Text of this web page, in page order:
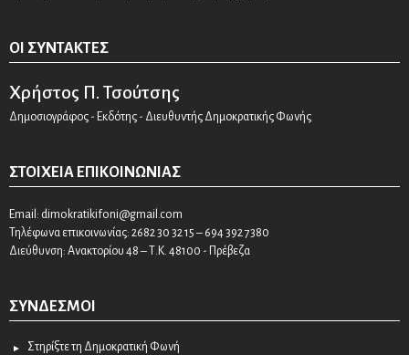
ΟΙ ΣΥΝΤΆΚΤΕΣ
Χρήστος Π. Τσούτσης
Δημοσιογράφος - Εκδότης - Διευθυντής Δημοκρατικής Φωνής
ΣΤΟΙΧΕΊΑ ΕΠΙΚΟΙΝΩΝΊΑΣ
Email: dimokratikifoni@gmail.com
Τηλέφωνα επικοινωνίας: 2682 30 32 15 – 694 392 7380
Διεύθυνση: Ανακτορίου 48 – Τ.Κ. 48100 - Πρέβεζα
ΣΎΝΔΕΣΜΟΙ
Στηρίξτε τη Δημοκρατική Φωνή